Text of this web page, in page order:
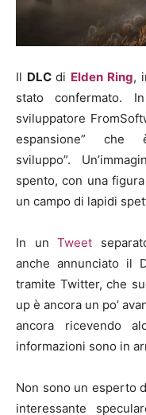
Il DLCdi Elden Ring,
stato confermato.
sviluppatore
espansione”
sviluppo”.
spento, con una
un campo di lapidi
In unTweet
anche annunciato il
tramite Twitter, che
up è ancora un po’
ancora ricevendo
informazioni sono in
Non sono un esperto
interessante